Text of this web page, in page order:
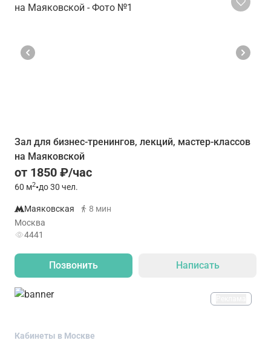
Зал для бизнес-тренингов, лекций, мастер-классов
на Маяковской
от 1850 ₽/час
60 м2•до 30 чел.
Маяковская
8 мин
Москва
4441
Позвонить Написать
Кабинеты в Москве